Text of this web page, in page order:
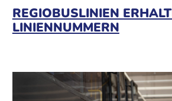
REGIOBUSLINIEN
LINIENNUMMERN